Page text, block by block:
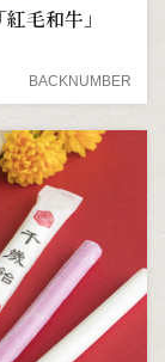
毛和牛」
BACKNUMBER